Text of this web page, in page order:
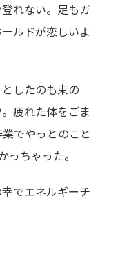
れない。足もガ
ルドが恋しいよ
したのも束の
疲れた体をごま
でやっとのこと
ちゃった。
でエネルギーチ